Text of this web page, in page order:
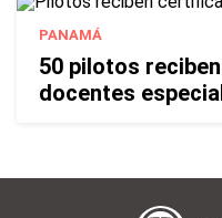
PANAMÁ
50 pilotos
docentes